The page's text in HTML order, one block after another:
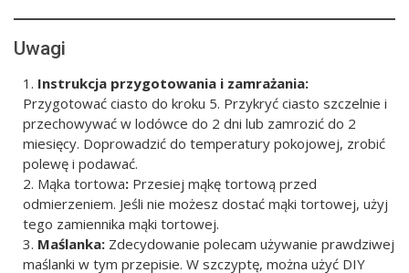
Uwagi
Instrukcja przygotowania i zamrażania:
Przygotować ciasto do kroku 5. Przykryć ciasto szczelnie i
przechowywać w lodówce do 2 dni lub zamrozić do 2
miesięcy. Doprowadzić do temperatury pokojowej, zrobić
polewę i podawać.
Mąka tortowa: Przesiej mąkę tortową przed
odmierzeniem. Jeśli nie możesz dostać mąki tortowej, użyj
tego zamiennika mąki tortowej.
Maślanka: Zdecydowanie polecam używanie prawdziwej
maślanki w tym przepisie. W szczyptę, można użyć DIY